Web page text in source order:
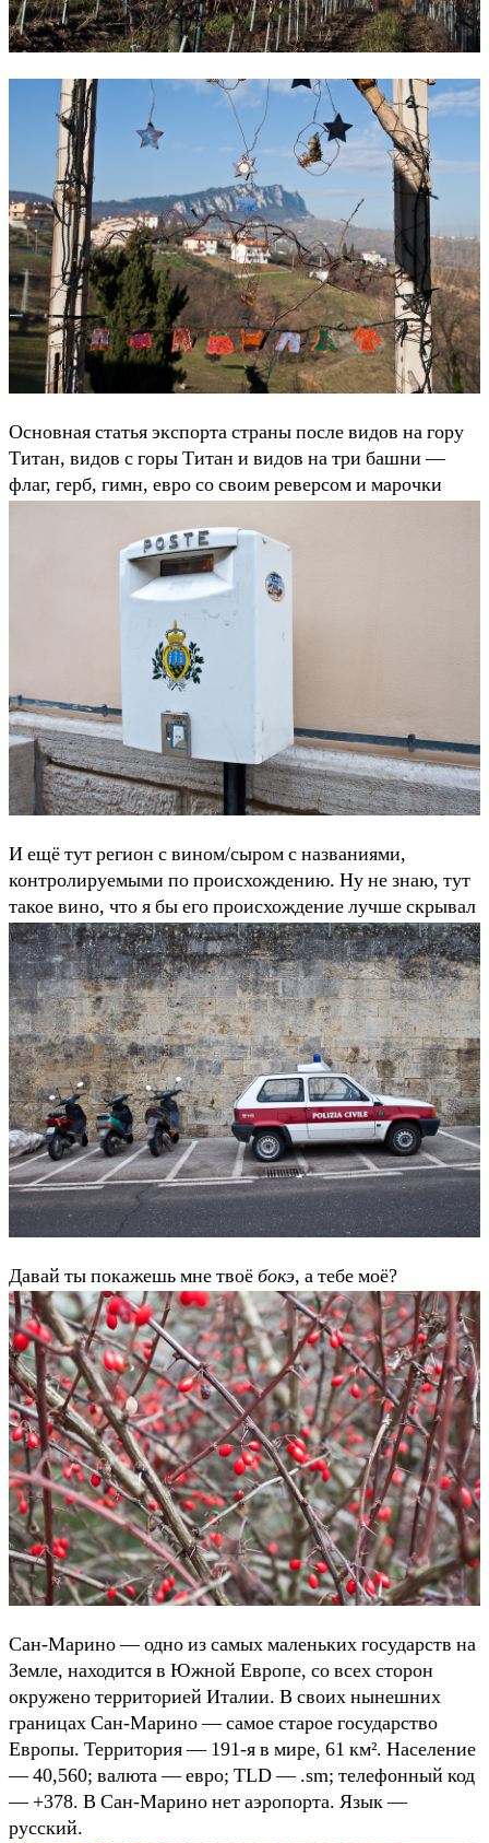
Основная статья экспорта страны после видов на гору
Титан, видов с горы Титан и видов на три башни —
флаг, герб, гимн, евро со своим реверсом и марочки
И ещё тут регион с вином/сыром с названиями,
контролируемыми по происхождению. Ну не знаю, тут
такое вино, что я бы его происхождение лучше скрывал
Давай ты покажешь мне твоёбокэ, а тебе моё?
Сан-Марино — одно из самых маленьких государств на
Земле, находится в Южной Европе, со всех сторон
окружено территорией Италии. В своих нынешних
границах Сан-Марино — самое старое государство
Европы. Территория — 191-я в мире, 61 км². Население
— 40,560; валюта — евро; TLD — .sm; телефонный код
— +378. В Сан-Марино нет аэропорта. Язык —
русский.